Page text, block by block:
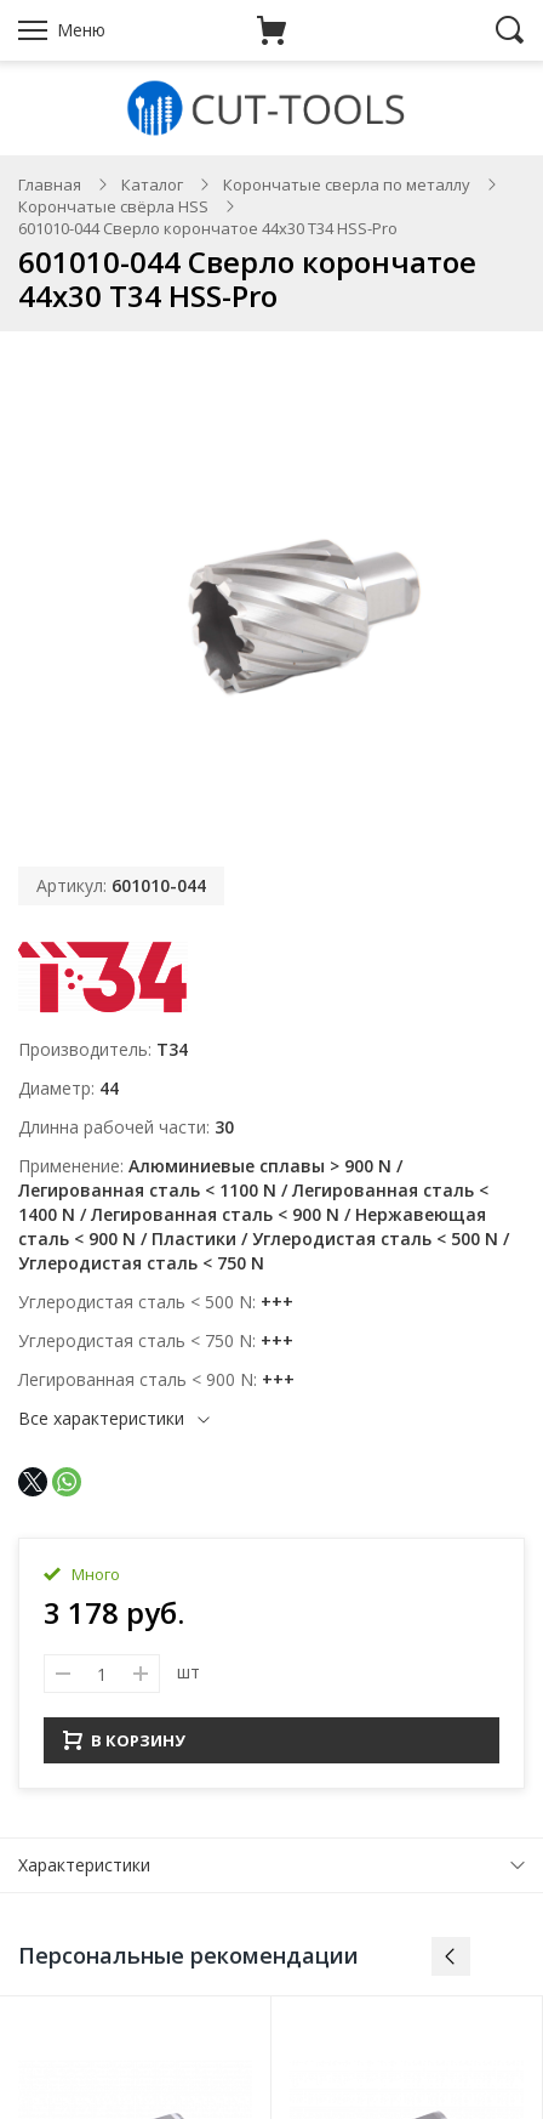
Меню
Главная Каталог
Корончатые сверла по металлу
Корончатые свёрла HSS
601010-044 Сверло корончатое 44х30 T34 HSS-Pro
601010-044 Сверло корончатое
44х30 T34 HSS-Pro
Артикул: 601010-044
Производитель T34
Диаметр 44
Длинна рабочей части 30
Применение Алюминиевые сплавы > 900 N /
Легированная сталь < 1100 N / Легированная сталь <
1400 N / Легированная сталь < 900 N / Нержавеющая
сталь < 900 N / Пластики / Углеродистая сталь < 500 N /
Углеродистая сталь < 750 N
Углеродистая сталь < 500 N +++
Углеродистая сталь < 750 N +++
Легированная сталь < 900 N +++
Все характеристики
Много
3 178 руб.
шт
В КОРЗИНУ
Характеристики
Персональные рекомендации